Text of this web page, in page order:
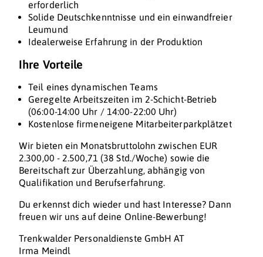
erforderlich
Solide Deutschkenntnisse und ein einwandfreier
Leumund
Idealerweise Erfahrung in der Produktion
Ihre Vorteile
Teil eines dynamischen Teams
Geregelte Arbeitszeiten im 2-Schicht-Betrieb
(06:00-14:00 Uhr / 14:00-22:00 Uhr)
Kostenlose firmeneigene Mitarbeiterparkplätzet
Wir bieten ein Monatsbruttolohn zwischen EUR
2.300,00 - 2.500,71 (38 Std./Woche) sowie die
Bereitschaft zur Überzahlung, abhängig von
Qualifikation und Berufserfahrung.
Du erkennst dich wieder und hast Interesse? Dann
freuen wir uns auf deine Online-Bewerbung!
Trenkwalder Personaldienste GmbH AT
Irma Meindl